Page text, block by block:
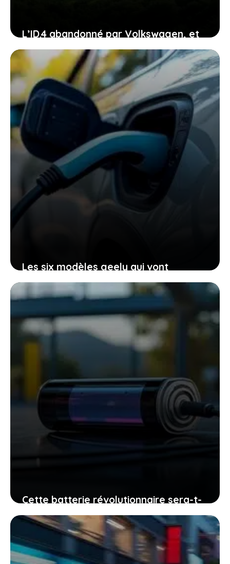
L’ID.4 abandonné par Volkswagen, et
si c’était le début d’une nouvelle ère
pour vous ?
24 janvier 2026
Les six modèles geely qui vont
redéfinir votre expérience électrique
sur le marché français
23 janvier 2026
Cette batterie révolutionnaire sera-t-
elle disponible dans trois mois : la
vérité derrière l’annonce
23 janvier 2026